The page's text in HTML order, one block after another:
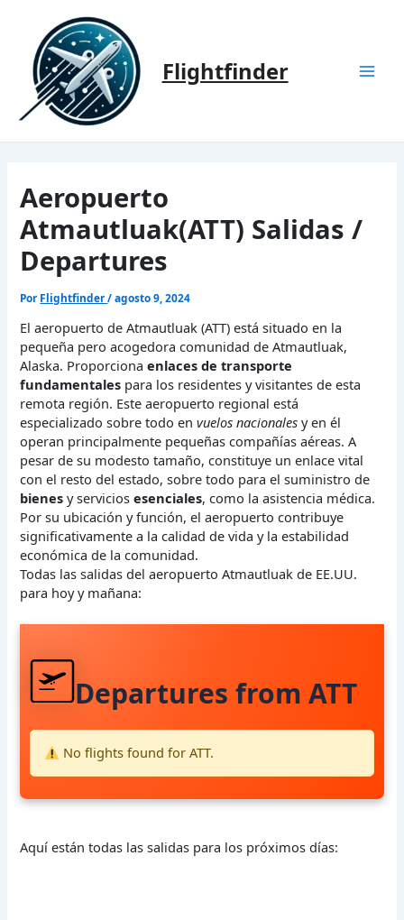
contenido
Flightfinder
Aeropuerto
Atmautluak(ATT) Salidas /
Departures
Por Flightfinder/agosto 9, 2024
El aeropuerto de Atmautluak (ATT) está situado en la
pequeña pero acogedora comunidad de Atmautluak,
Alaska. Proporcionaenlaces de transporte
fundamentales para los residentes y visitantes de esta
remota región. Este aeropuerto regional está
especializado sobre todo envuelos nacionales y en él
operan principalmente pequeñas compañías aéreas. A
pesar de su modesto tamaño, constituye un enlace vital
con el resto del estado, sobre todo para el suministro de
bienes y serviciosesenciales, como la asistencia médica.
Por su ubicación y función, el aeropuerto contribuye
significativamente a la calidad de vida y la estabilidad
económica de la comunidad.
Todas las salidas del aeropuerto Atmautluak de EE.UU.
para hoy y mañana:
Departures from ATT
No flights found for ATT.
Aquí están todas las salidas para los próximos días: